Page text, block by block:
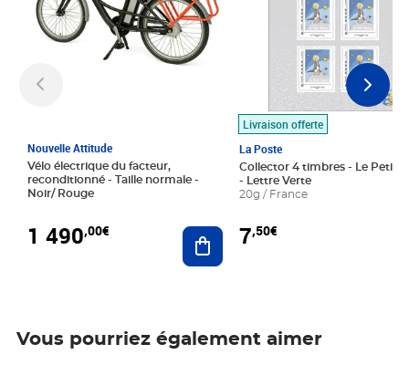
Nouvelle Attitude
Vélo électrique du facteur,
reconditionné - Taille normale -
Noir/ Rouge
1 490,00€ Ajouter au panier
Livraison offerte
La Poste
Collector 4 timbres - Le Petit
- Lettre Verte
20g / France
7,50€
Vous pourriez également aimer